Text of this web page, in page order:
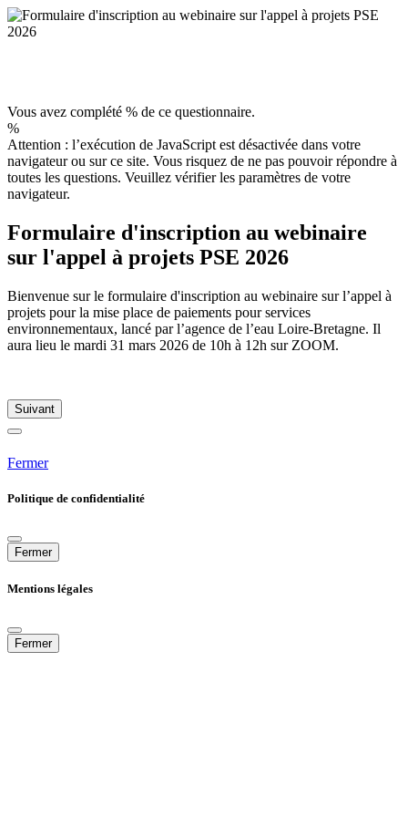
Vous avez complété % de ce questionnaire.
%
Attention : l’exécution de JavaScript est désactivée dans votre
navigateur ou sur ce site. Vous risquez de ne pas pouvoir répondre à
toutes les questions. Veuillez vérifier les paramètres de votre
navigateur.
Formulaire d'inscription au webinaire
sur l'appel à projets PSE 2026
Bienvenue sur le formulaire d'inscription au webinaire sur l’appel à
projets pour la mise place de paiements pour services
environnementaux, lancé par l’agence de l’eau Loire-Bretagne. Il
aura lieu le mardi 31 mars 2026 de 10h à 12h sur ZOOM.
Suivant
Fermer
Politique de confidentialité
Fermer
Mentions légales
Fermer